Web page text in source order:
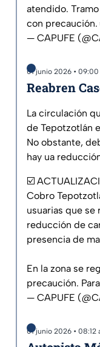
atendido.
con
— CAPUFE
01 junio 2026 • 09:00
Reabren
La circulación
de Tepotzotlán
No obstante,
hay ua
☑️
Cobro
usuarias que
reducción de
presencia de
En la zona se
precaución.
— CAPUFE
01 junio 2026 • 08:12